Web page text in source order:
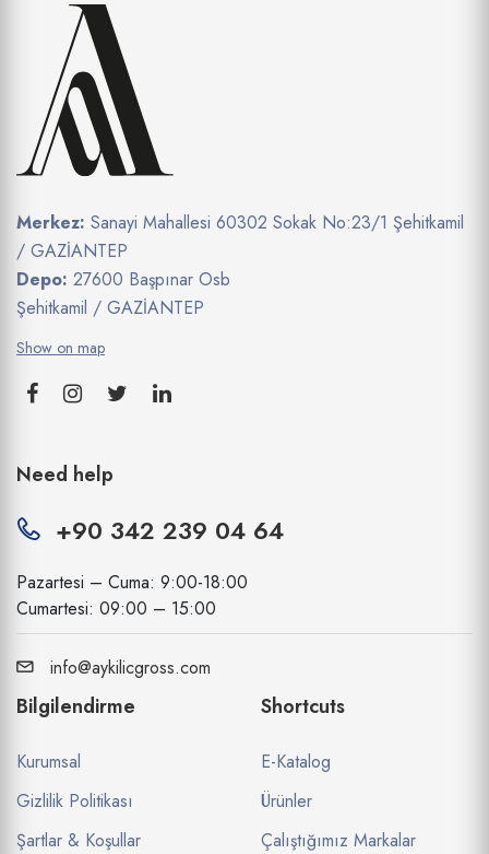
Merkez: Sanayi Mahallesi 60302 Sokak No:23/1 Şehitkamil
/ GAZİANTEP
Depo: 27600 Başpınar Osb
Şehitkamil / GAZİANTEP
Show on map
Need help
+90 342 239 04 64
Pazartesi – Cuma: 9:00-18:00
Cumartesi: 09:00 – 15:00
info@aykilicgross.com
Bilgilendirme
Kurumsal
Gizlilik Politikası
Şartlar & Koşullar
Shortcuts
E-Katalog
Ürünler
Çalıştığımız Markalar